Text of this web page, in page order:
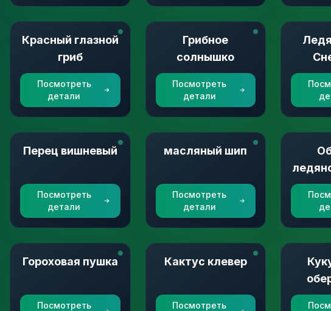
Красный глазной
гриб
Посмотреть
детали
Грибное
солнышко
Посмотреть
детали
Перец вишневый
Посмотреть
детали
масляный шип
Посмотреть
детали
Гороховая пушка
Посмотреть
Кактус клевер
Посмотреть